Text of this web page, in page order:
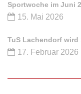
Sportwoche im Juni
15. Mai 2026
TuS Lachendorf wird
17. Februar 2026